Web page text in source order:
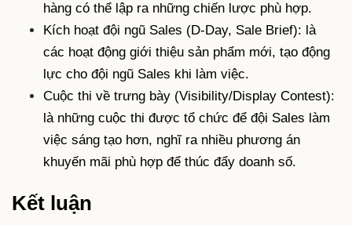
hàng có thể lập ra những chiến lược phù hợp.
Kích hoạt đội ngũ Sales (D-Day, Sale Brief): là
các hoạt động giới thiệu sản phẩm mới, tạo động
lực cho đội ngũ Sales khi làm việc.
Cuộc thi về trưng bày (Visibility/Display Contest):
là những cuộc thi được tổ chức để đội Sales làm
việc sáng tạo hơn, nghĩ ra nhiều phương án
khuyến mãi phù hợp để thúc đẩy doanh số.
Kết luận